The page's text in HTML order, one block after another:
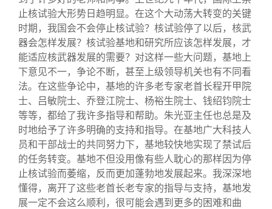
止核试验大形势日趋明显。在这个大动荡大转变的关键
时期，我国会不会停止核试验？核试验停了以后，核武
器会怎样发展？核试验基地和研究所应该怎样发展，才
能适应核武器发展的需要？对这样一些大问题，基地上
下意见不一，争论不断，甚至上级领导机关也有不同看
法。在这些争论中，基地的许多老专家老首长程开甲院
士、吕敏院士、乔登江院士、杨裕生院士、钱绍钧院士
等等，都给了我许多指导和帮助。朱光亚主任也总是及
时地给予了许多明确的支持和指导。在基地广大科技人
员和干部战士的共同努力下，基地较快地实现了禁试后
的任务转变。基地不但没用像有些人耽心的那样因为停
止核试验而萎缩，反而更加蓬勃地发展起来。我深深地
懂得，离开了这些老首长老专家的指导与支持，基地发
展一定不会这么顺利，很可能会遇到更多的困难和曲